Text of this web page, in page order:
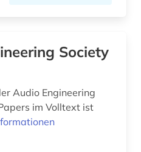
internationale fernmelde-union (1)
Society
Audio Engineering
im Volltext ist